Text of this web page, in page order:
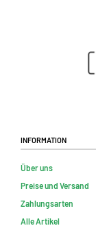
Information
Über uns
Preise und Versand
Zahlungsarten
Alle Artikel